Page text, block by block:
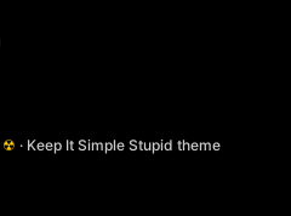
☢ · Keep It Simple Stupid theme